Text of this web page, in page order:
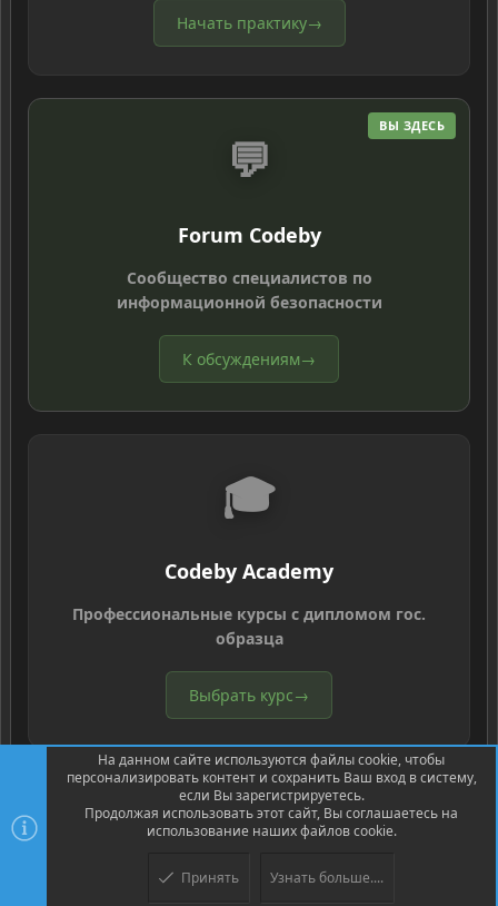
Начать практику→
ВЫ ЗДЕСЬ
💬
Forum Codeby
Сообщество специалистов по
информационной безопасности
К обсуждениям→
🎓
Codeby Academy
Профессиональные курсы с дипломом гос.
образца
Выбрать курс→
Community platform by XenForo ® © 2010-2026 XenForo Ltd.
© Jason Axelrod of 8WAYRUN
На данном сайте используются файлы cookie, чтобы
персонализировать контент и сохранить Ваш вход в систему,
если Вы зарегистрируетесь.
Продолжая использовать этот сайт, Вы соглашаетесь на
использование наших файлов cookie.
Принять Узнать больше....